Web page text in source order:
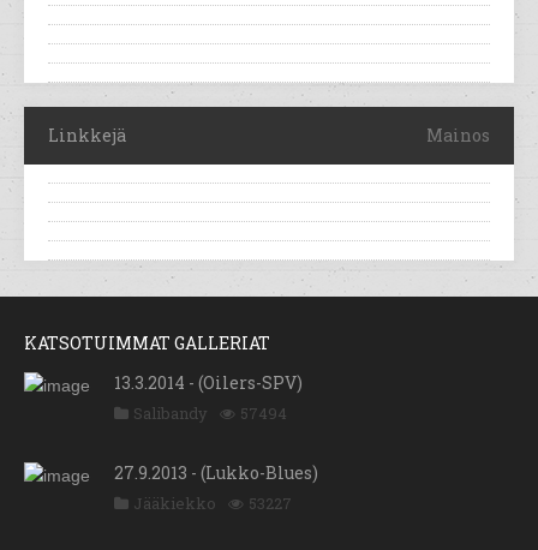
Linkkejä Mainos
KATSOTUIMMAT GALLERIAT
13.3.2014 - (Oilers-SPV)
Salibandy 57494
27.9.2013 - (Lukko-Blues)
Jääkiekko 53227